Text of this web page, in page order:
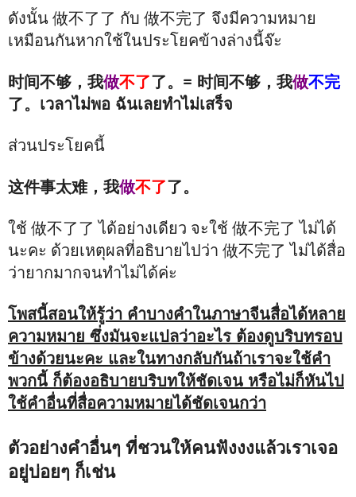
ดังนั้น 做不了了 กับ 做不完了 จึงมีความหมาย
เหมือนกันหากใช้ในประโยคข้างล่างนี้จ๊ะ
时间不够，我做不了了。= 时间不够，我做不完
了。เวลาไม่พอ ฉันเลยทำไม่เสร็จ
ส่วนประโยคนี้
这件事太难，我做不了了。
ใช้ 做不了了 ได้อย่างเดียว จะใช้ 做不完了 ไม่ได้
นะคะ ด้วยเหตุผลที่อธิบายไปว่า 做不完了 ไม่ได้สื่อ
ว่ายากมากจนทำไม่ได้ค่ะ
โพสนี้สอนให้รู้ว่า คำบางคำในภาษาจีนสื่อได้หลาย
ความหมาย ซึ่งมันจะแปลว่าอะไร ต้องดูบริบทรอบ
ข้างด้วยนะคะ และในทางกลับกันถ้าเราจะใช้คำ
พวกนี้ ก็ต้องอธิบายบริบทให้ชัดเจน หรือไม่ก็หันไป
ใช้คำอื่นที่สื่อความหมายได้ชัดเจนกว่า
ตัวอย่างคำอื่นๆ ที่ชวนให้คนฟังงงแล้วเราเจอ
อยู่บ่อยๆ ก็เช่น